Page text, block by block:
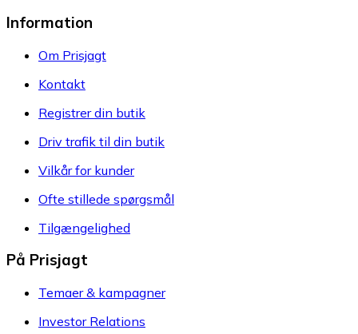
Information
Om Prisjagt
Kontakt
Registrer din butik
Driv trafik til din butik
Vilkår for kunder
Ofte stillede spørgsmål
Tilgængelighed
På Prisjagt
Temaer & kampagner
Investor Relations